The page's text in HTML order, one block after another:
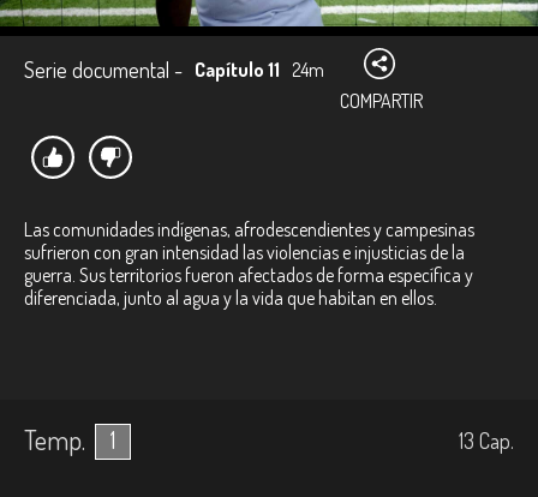
Serie documental - Capítulo 11 24m
COMPARTIR
Las comunidades indígenas, afrodescendientes y campesinas
sufrieron con gran intensidad las violencias e injusticias de la
guerra. Sus territorios fueron afectados de forma específica y
diferenciada, junto al agua y la vida que habitan en ellos.
Temp. 1 13 Cap.